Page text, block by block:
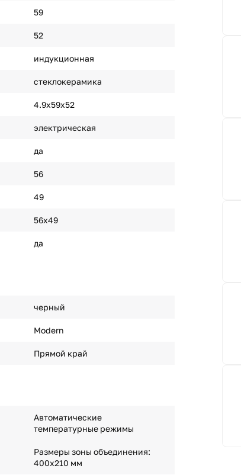
59
52
индукционная
стеклокерамика
4.9х59х52
электрическая
да
56
49
56х49
да
черный
Modern
Прямой край
Автоматические
температурные режимы
Размеры зоны объединения:
400x210 мм